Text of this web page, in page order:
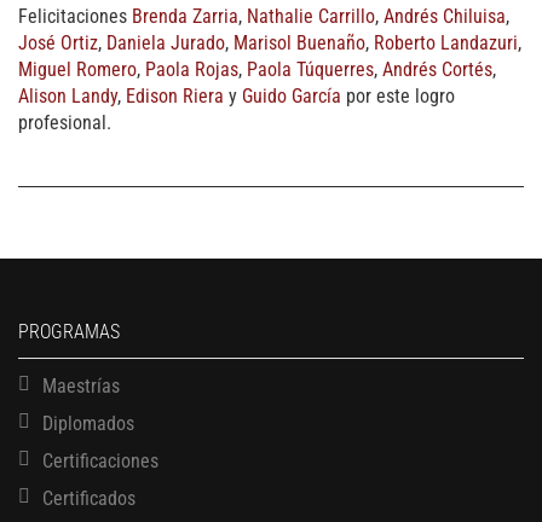
Felicitaciones Brenda Zarria, Nathalie Carrillo, Andrés Chiluisa,
José Ortiz, Daniela Jurado, Marisol Buenaño, Roberto Landazuri,
Miguel Romero, Paola Rojas, Paola Túquerres, Andrés Cortés,
Alison Landy, Edison Riera y Guido García por este logro
profesional.
PROGRAMAS
Maestrías
Diplomados
Certificaciones
Certificados